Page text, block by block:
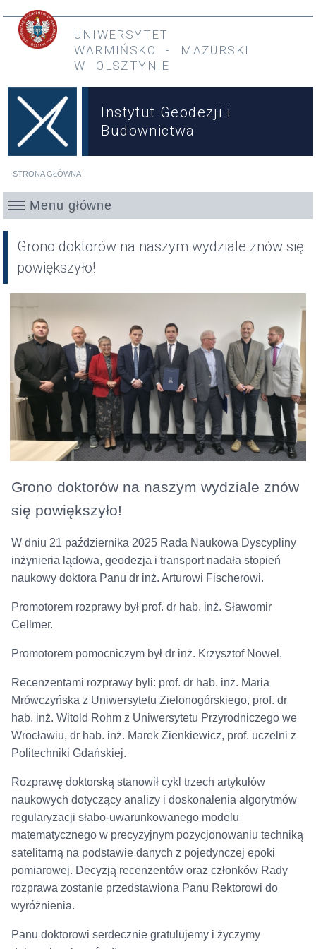
Przejdź do treści
Przejdź do menu głównego
UNIWERSYTET
WARMIŃSKO
- MAZURSKI
W OLSZTYNIE
Instytut Geodezji i
Budownictwa
STRONA GŁÓWNA
Menu główne
Grono doktorów na naszym wydziale znów się
powiększyło!
Grono doktorów na naszym wydziale znów
się powiększyło!
W dniu 21 października 2025 Rada Naukowa Dyscypliny
inżynieria lądowa, geodezja i transport nadała stopień
naukowy doktora Panu dr inż. Arturowi Fischerowi.
Promotorem rozprawy był prof. dr hab. inż. Sławomir
Cellmer.
Promotorem pomocniczym był dr inż. Krzysztof Nowel.
Recenzentami rozprawy byli: prof. dr hab. inż. Maria
Mrówczyńska z Uniwersytetu Zielonogórskiego, prof. dr
hab. inż. Witold Rohm z Uniwersytetu Przyrodniczego we
Wrocławiu, dr hab. inż. Marek Zienkiewicz, prof. uczelni z
Politechniki Gdańskiej.
Rozprawę doktorską stanowił cykl trzech artykułów
naukowych dotyczący analizy i doskonalenia algorytmów
regularyzacji słabo-uwarunkowanego modelu
matematycznego w precyzyjnym pozycjonowaniu techniką
satelitarną na podstawie danych z pojedynczej epoki
pomiarowej. Decyzją recenzentów oraz członków Rady
rozprawa zostanie przedstawiona Panu Rektorowi do
wyróżnienia.
Panu doktorowi serdecznie gratulujemy i życzymy